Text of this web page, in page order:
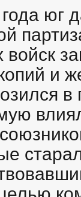
юг
и